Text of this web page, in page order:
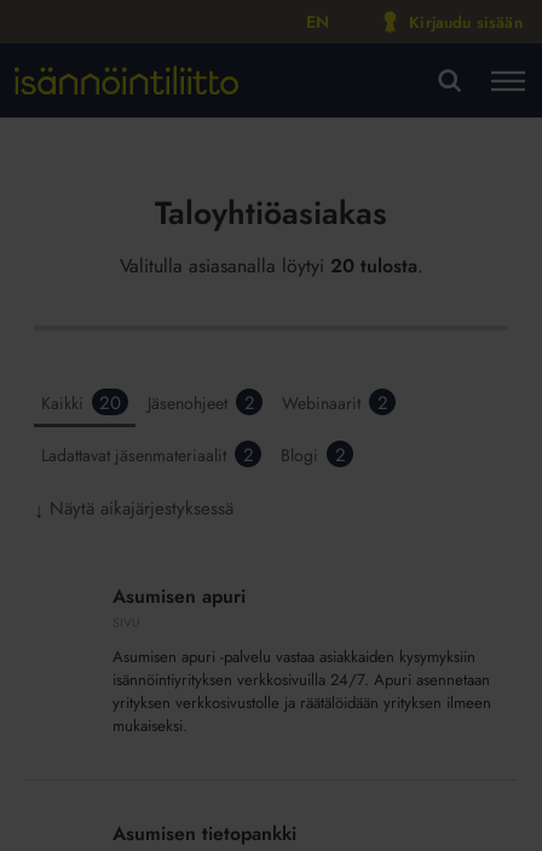
EN Kirjaudu sisään
Taloyhtiöasiakas
Valitulla asiasanalla löytyi 20 tulosta.
Kaikki 20 Jäsenohjeet 2 Webinaarit 2
Ladattavat jäsenmateriaalit 2 Blogi 2
↓ Näytä aikajärjestyksessä
Asumisen apuri
Asumisen apuri -palvelu vastaa asiakkaiden kysymyksiin
isännöintiyrityksen verkkosivuilla 24/7. Apuri asennetaan
yrityksen verkkosivustolle ja räätälöidään yrityksen ilmeen
mukaiseksi.
Asumisen tietopankki